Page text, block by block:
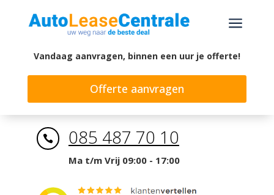
a
Vandaag aanvragen, binnen een uur je offerte!
Offerte aanvragen
 085 487 70 10
Ma t/m Vrij 09:00 - 17:00